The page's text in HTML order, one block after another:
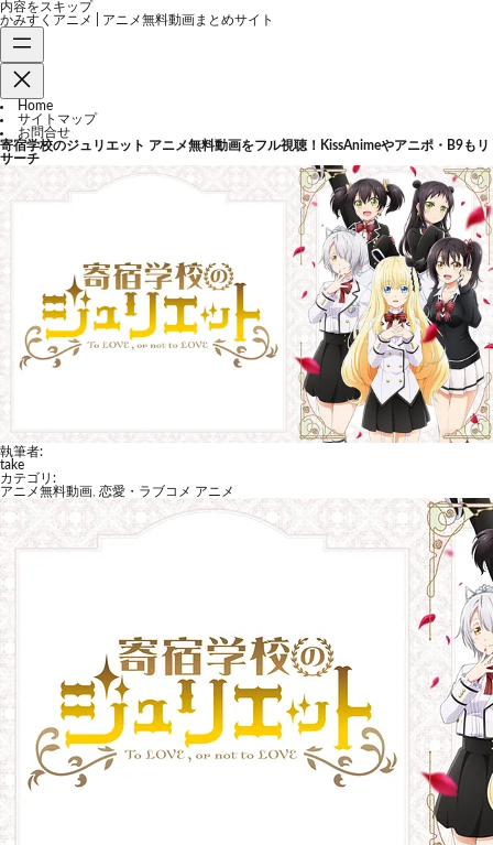
内容をスキップ
かみすくアニメ | アニメ無料動画まとめサイト
Home
サイトマップ
お問合せ
寄宿学校のジュリエット アニメ無料動画をフル視聴！KissAnimeやアニポ・B9もリ
サーチ
執筆者:
take
カテゴリ:
アニメ無料動画 恋愛・ラブコメ アニメ